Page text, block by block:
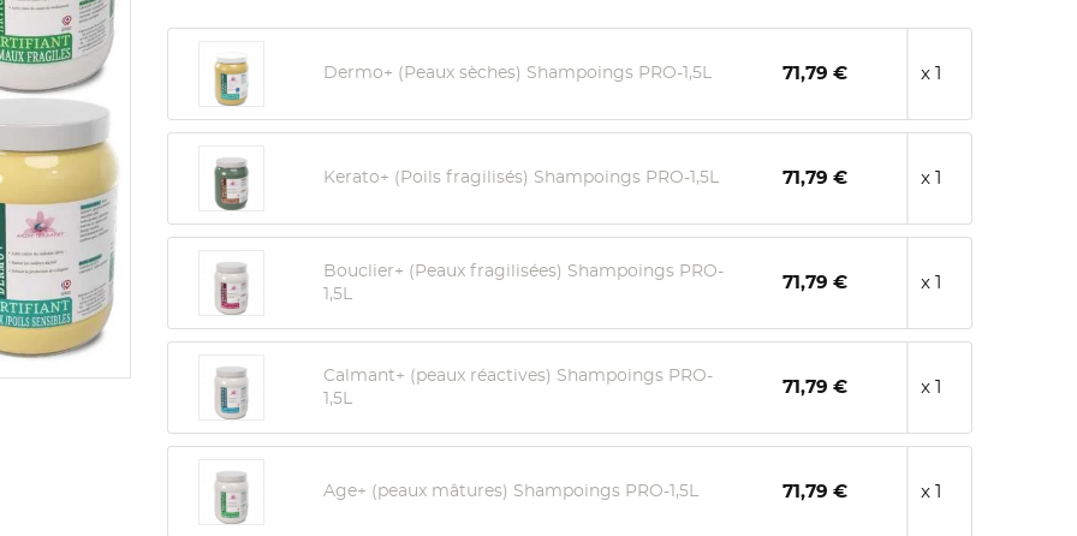
Dermo+ (Peaux sèches) Shampoings PRO-1,5L 71,79 € x 1
Kerato+ (Poils fragilisés) Shampoings PRO-1,5L 71,79 € x 1
Bouclier+ (Peaux fragilisées) Shampoings PRO-
1,5L
71,79 € x 1
Calmant+ (peaux réactives) Shampoings PRO-
1,5L
71,79 € x 1
Age+ (peaux mâtures) Shampoings PRO-1,5L 71,79 € x 1